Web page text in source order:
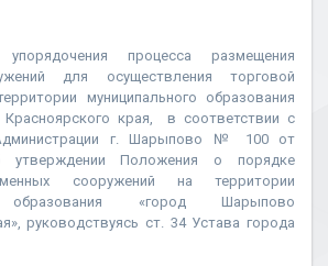
процесса размещения
для осуществления торговой
муниципального образования
края,
в соответствии с
г. Шарыпово № 100 от
утверждении Положения о порядке
сооружений на территории
образования «город Шарыпово
руководствуясь ст. 34 Устава города